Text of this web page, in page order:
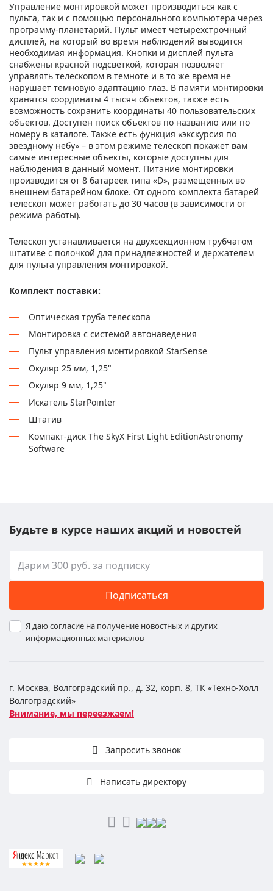
Управление монтировкой может производиться как с
пульта, так и с помощью персонального компьютера через
программу-планетарий. Пульт имеет четырехстрочный
дисплей, на который во время наблюдений выводится
необходимая информация. Кнопки и дисплей пульта
снабжены красной подсветкой, которая позволяет
управлять телескопом в темноте и в то же время не
нарушает темновую адаптацию глаз. В памяти монтировки
хранятся координаты 4 тысяч объектов, также есть
возможность сохранить координаты 40 пользовательских
объектов. Доступен поиск объектов по названию или по
номеру в каталоге. Также есть функция «экскурсия по
звездному небу» – в этом режиме телескоп покажет вам
самые интересные объекты, которые доступны для
наблюдения в данный момент. Питание монтировки
производится от 8 батареек типа «D», размещенных во
внешнем батарейном блоке. От одного комплекта батарей
телескоп может работать до 30 часов (в зависимости от
режима работы).
Телескоп устанавливается на двухсекционном трубчатом
штативе с полочкой для принадлежностей и держателем
для пульта управления монтировкой.
Комплект поставки:
Оптическая труба телескопа
Монтировка с системой автонаведения
Пульт управления монтировкой StarSense
Окуляр 25 мм, 1,25"
Окуляр 9 мм, 1,25"
Искатель StarPointer
Штатив
Компакт-диск The SkyX First Light EditionAstronomy
Software
Будьте в курсе наших акций и новостей
Подписаться
Я даю согласие на получение новостных и других
информационных материалов
г. Москва, Волгоградский пр., д. 32, корп. 8, ТК «Техно-Холл
Волгоградский»
Внимание, мы переезжаем!
Запросить звонок
Написать директору